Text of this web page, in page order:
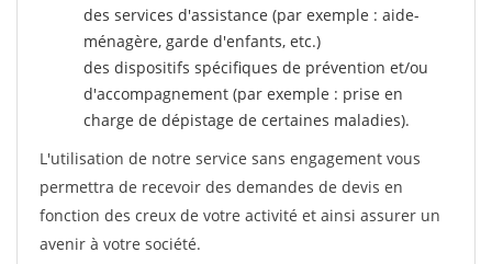
des services d'assistance (par exemple : aide-
ménagère, garde d'enfants, etc.)
des dispositifs spécifiques de prévention et/ou
d'accompagnement (par exemple : prise en
charge de dépistage de certaines maladies).
L'utilisation de notre service sans engagement vous
permettra de recevoir des demandes de devis en
fonction des creux de votre activité et ainsi assurer un
avenir à votre société.